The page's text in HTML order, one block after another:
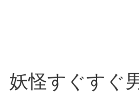
妖怪すぐすぐ